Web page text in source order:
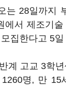
는 28일까지
에서 제조기
집한다고 5일
계 고교 3학
명, 만 15